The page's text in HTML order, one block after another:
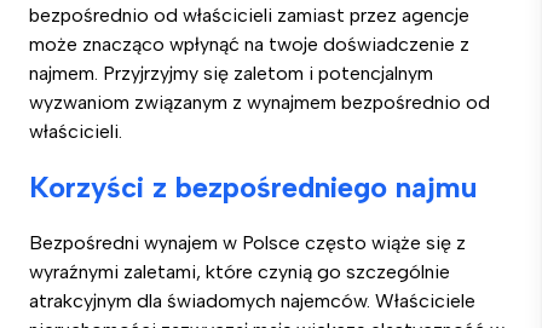
bezpośrednio od właścicieli zamiast przez agencje
może znacząco wpłynąć na twoje doświadczenie z
najmem. Przyjrzyjmy się zaletom i potencjalnym
wyzwaniom związanym z wynajmem bezpośrednio od
właścicieli.
Korzyści z bezpośredniego najmu
Bezpośredni wynajem w Polsce często wiąże się z
wyraźnymi zaletami, które czynią go szczególnie
atrakcyjnym dla świadomych najemców. Właściciele